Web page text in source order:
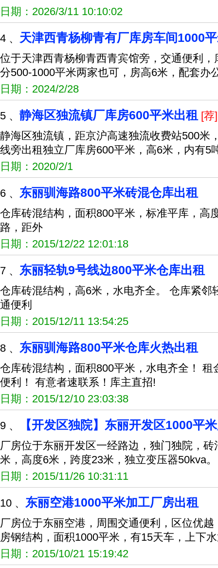
日期：2026/3/11 10:10:02
4 、 天津西青杨柳青有厂库房车间1000
位于天津西青杨柳青西青宾馆旁，交通便利
分500-1000平米两家也可，房高6米，配套办
日期：2024/2/28
5 、 静海区独流镇厂库房600平米出租 [荐]
静海区独流镇，距京沪高速独流收费站500米
线旁出租独立厂库房600平米，高6米，内有5
日期：2020/2/1
6 、 东丽驯海路800平米砖混仓库出租
仓库砖混结构，面积800平米，标准平库，高
路，距外
日期：2015/12/22 12:01:18
7 、 东丽轻轨9号线边800平米仓库出租
仓库砖混结构，高6米，水电齐全。 仓库紧邻
通便利
日期：2015/12/11 13:54:25
8 、 东丽驯海路800平米仓库火热出租
仓库砖混结构，面积800平米，水电齐全！
便利！ 有意者速联系！库主直招!
日期：2015/12/10 23:03:38
9 、 【开发区独院】东丽开发区1000平
厂房位于东丽开发区一经路边，独门独院，
米，高度6米，跨度23米，独立变压器50kva。
日期：2015/11/26 10:31:11
10 、 东丽空港1000平米加工厂房出租
厂房位于东丽空港，周围交通便利，区位优
房钢结构，面积1000平米，有15天车，上下
日期：2015/10/21 15:19:42